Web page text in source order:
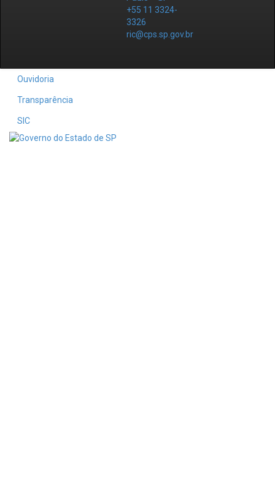
+55 11 3324-
3326
ric@cps.sp.gov.br
Ouvidoria
Transparência
SIC